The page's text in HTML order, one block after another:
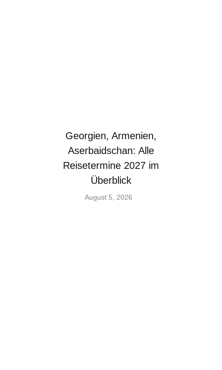
Georgien, Armenien,
Aserbaidschan: Alle
Reisetermine 2027 im
Überblick
August 5, 2026